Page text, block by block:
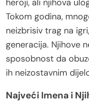
heroji, ali njihova
Tokom godina,
neizbrisiv trag na
generacija. Njihove
sposobnost da
ih neizostavnim
Najveći Imena i